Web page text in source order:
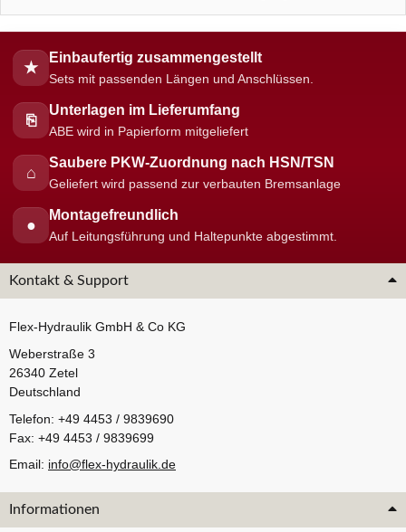
★
Einbaufertig zusammengestellt
Sets mit passenden Längen und Anschlüssen.
⎘
Unterlagen im Lieferumfang
ABE wird in Papierform mitgeliefert
⌂
Saubere PKW-Zuordnung nach HSN/TSN
Geliefert wird passend zur verbauten Bremsanlage
●
Montagefreundlich
Auf Leitungsführung und Haltepunkte abgestimmt.
Kontakt & Support
Flex-Hydraulik GmbH & Co KG
Weberstraße 3
26340 Zetel
Deutschland
Telefon: +49 4453 / 9839690
Fax: +49 4453 / 9839699
Email: info@flex-hydraulik.de
Informationen